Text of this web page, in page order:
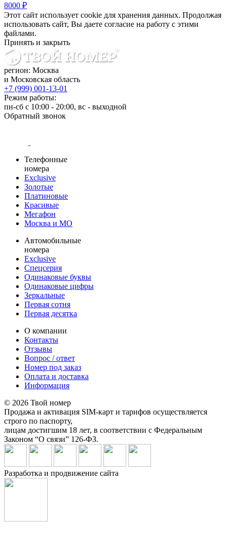
8000 ₽
Этот сайт использует cookie для хранения данных. Продолжая
использовать сайт, Вы даете согласие на работу с этими
файлами.
Принять и закрыть
регион: Москва
и Московская область
+7 (999) 001-13-01
Режим работы:
пн-сб с 10:00 - 20:00, вс - выходной
Обратный звонок
Телефонные
номера
Exclusive
Золотые
Платиновые
Красивые
Мегафон
Москва и МО
Автомобильные
номера
Exclusive
Спецсерия
Одинаковые буквы
Одинаковые цифры
Зеркальные
Первая сотня
Первая десятка
О компании
Контакты
Отзывы
Вопрос / ответ
Номер под заказ
Оплата и доставка
Информация
© 2026 Твой номер
Продажа и активация SIM-карт и тарифов осуществляется
строго по паспорту,
лицам достигшим 18 лет, в соответствии с Федеральным
Законом “О связи” 126-ФЗ.
Разработка и продвижение сайта